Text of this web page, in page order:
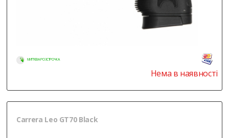
МИТТЄВА РОЗСТРОЧКА
Нема в наявності
Carrera Leo GT70 Black